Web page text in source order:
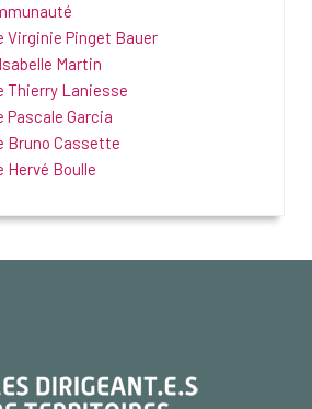
Virginie Pinget Bauer
Martin
Thierry Laniesse
Pascale Garcia
Bruno Cassette
Hervé Boulle